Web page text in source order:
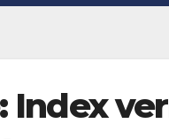
Index